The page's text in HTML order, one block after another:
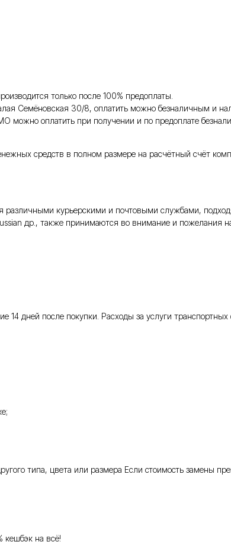
только после 100% предоплаты.
Семёновская 30/8, оплатить можно безналичным и
можно оплатить при получении и по предоплате
средств в полном размере на расчётный счёт
различными курьерскими и почтовыми службами,
др., также принимаются во внимание и пожелания
дней после покупки. Расходы за услуги
типа, цвета или размера Если стоимость замены
кешбэк на всё!